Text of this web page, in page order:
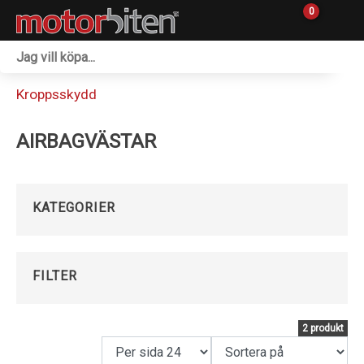
0
Kroppsskydd
AIRBAGVÄSTAR
KATEGORIER
FILTER
2 produkt